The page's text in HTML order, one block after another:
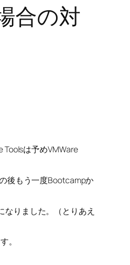
合の対
は予めVMWare
後もう一度Bootcampか
りました。（とりあえ
。